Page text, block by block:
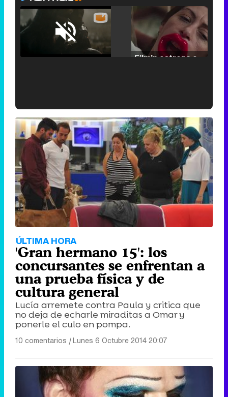
Unmute /
'120 Minutos' celebra sus 2.000 programas en Telemadrid con un vídeo del día a día en la redacción
Tráiler de '33 días', la nueva serie de Atresplayer con Julián Villagrán y José Manuel Poga
ÚLTIMA HORA
'Gran hermano 15': los
concursantes se enfrentan a
una prueba física y de
cultura general
Lucía arremete contra Paula y critica que
no deja de echarle miraditas a Omar y
ponerle el culo en pompa.
10 comentarios |Lunes 6 Octubre 2014 20:07